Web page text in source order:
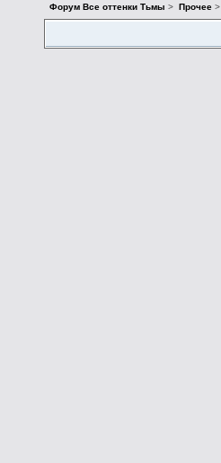
Форум Все оттенки Тьмы > Прочее>